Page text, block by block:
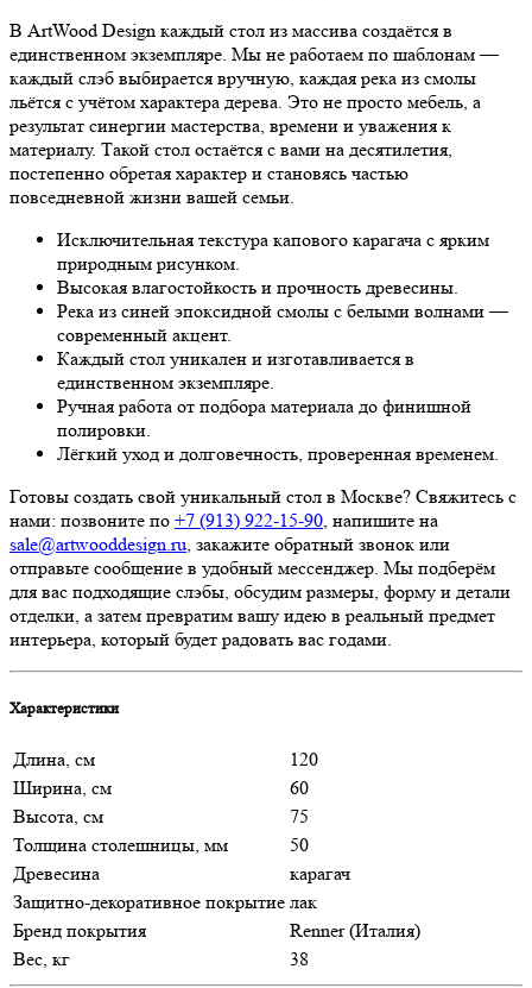
В ArtWood Design каждый стол из массива создаётся в
единственном экземпляре. Мы не работаем по шаблонам —
каждый слэб выбирается вручную, каждая река из смолы
льётся с учётом характера дерева. Это не просто мебель, а
результат синергии мастерства, времени и уважения к
материалу. Такой стол остаётся с вами на десятилетия,
постепенно обретая характер и становясь частью
повседневной жизни вашей семьи.
Исключительная текстура капового карагача с ярким
природным рисунком.
Высокая влагостойкость и прочность древесины.
Река из синей эпоксидной смолы с белыми волнами —
современный акцент.
Каждый стол уникален и изготавливается в
единственном экземпляре.
Ручная работа от подбора материала до финишной
полировки.
Лёгкий уход и долговечность, проверенная временем.
Готовы создать свой уникальный стол в Москве? Свяжитесь с
нами: позвоните по +7 (913) 922-15-90, напишите на
sale@artwooddesign.ru, закажите обратный звонок или
отправьте сообщение в удобный мессенджер. Мы подберём
для вас подходящие слэбы, обсудим размеры, форму и детали
отделки, а затем превратим вашу идею в реальный предмет
интерьера, который будет радовать вас годами.
Характеристики
Длина, см
120
Ширина, см
60
Высота, см
75
Толщина столешницы, мм
50
Древесина
карагач
Защитно-декоративное покрытие лак
Бренд покрытия
Renner (Италия)
Вес, кг
38